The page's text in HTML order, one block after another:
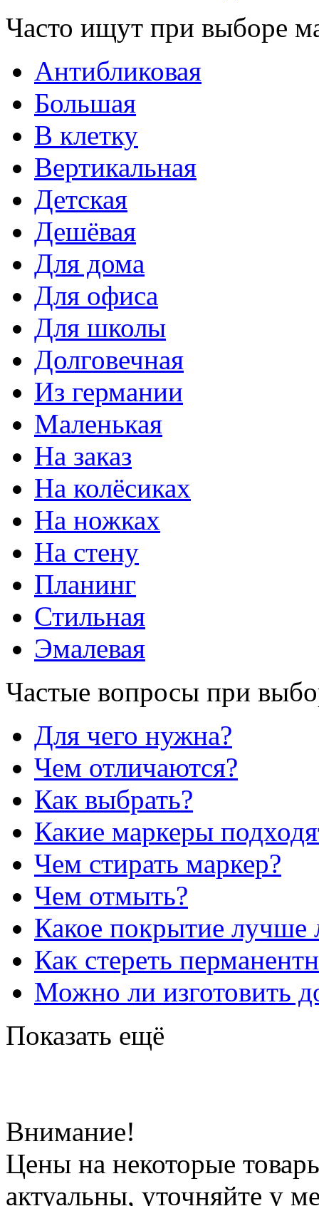
Часто ищут при выборе
Антибликовая
Большая
В клетку
Вертикальная
Детская
Дешёвая
Для дома
Для офиса
Для школы
Долговечная
Из германии
Маленькая
На заказ
На колёсиках
На ножках
На стену
Планинг
Стильная
Эмалевая
Частые вопросы при
Для чего нужна?
Чем отличаются?
Как выбрать?
Какие маркеры
Чем стирать маркер?
Чем отмыть?
Какое покрытие лучше
Как стереть
Можно ли изготовить
Показать ещё
Внимание!
Цены на некоторые
актуальны, уточняйте у